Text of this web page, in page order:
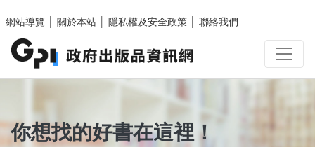
網站導覽
關於本站 隱私權及安全政策 聯絡我們
你想找的好書在這裡！